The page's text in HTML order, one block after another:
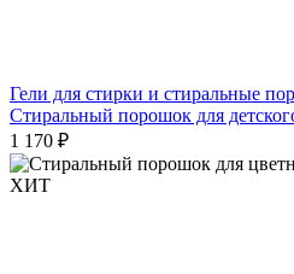
Гели для стирки и стиральные
Стиральный порошок для
1 170 ₽
ХИТ